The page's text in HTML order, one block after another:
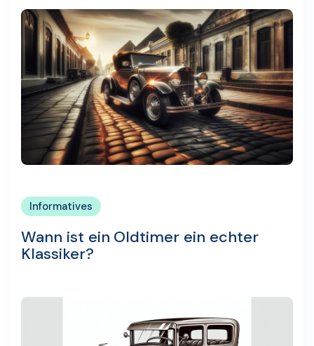
Informatives
Wann ist ein Oldtimer ein echter
Klassiker?